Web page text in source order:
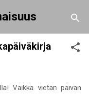
Vaikka vietän päivän